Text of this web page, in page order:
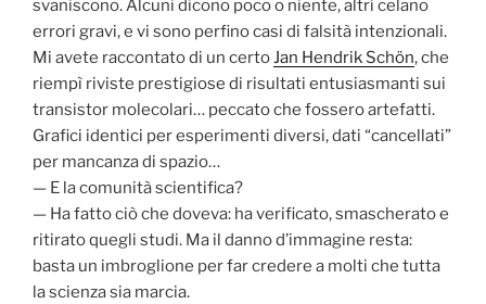
svaniscono. Alcuni dicono poco o niente, altri celano
errori gravi, e vi sono perfino casi di falsità intenzionali.
Mi avete raccontato di un certoJan Hendrik Schön, che
riempì riviste prestigiose di risultati entusiasmanti sui
transistor molecolari… peccato che fossero artefatti.
Grafici identici per esperimenti diversi, dati “cancellati”
per mancanza di spazio…
— E la comunità scientifica?
— Ha fatto ciò che doveva: ha verificato, smascherato e
ritirato quegli studi. Ma il danno d’immagine resta:
basta un imbroglione per far credere a molti che tutta
la scienza sia marcia.